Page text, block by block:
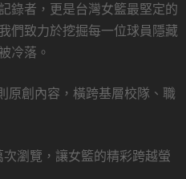
錄者，更是台灣女籃最堅定的
們致力於挖掘每一位球員隱藏
冷落。
原創內容，橫跨基層校隊、職
瀏覽，讓女籃的精彩跨越螢